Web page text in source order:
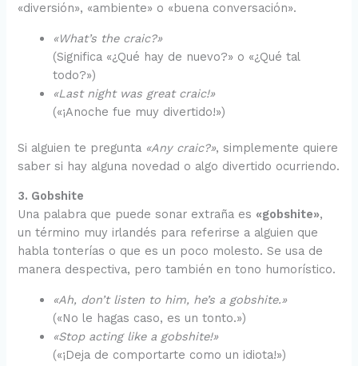
«diversión», «ambiente» o «buena conversación».
«What’s the craic?»
(Significa «¿Qué hay de nuevo?» o «¿Qué tal
todo?»)
«Last night was great craic!»
(«¡Anoche fue muy divertido!»)
Si alguien te pregunta «Any craic?», simplemente quiere
saber si hay alguna novedad o algo divertido ocurriendo.
3. Gobshite
Una palabra que puede sonar extraña es «gobshite»,
un término muy irlandés para referirse a alguien que
habla tonterías o que es un poco molesto. Se usa de
manera despectiva, pero también en tono humorístico.
«Ah, don’t listen to him, he’s a gobshite.»
(«No le hagas caso, es un tonto.»)
«Stop acting like a gobshite!»
(«¡Deja de comportarte como un idiota!»)